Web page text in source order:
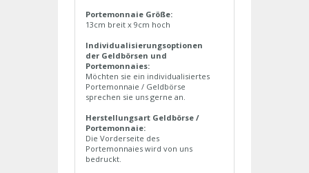
Portemonnaie Größe:
13cm breit x 9cm hoch
Individualisierungsoptionen
der Geldbörsen und
Portemonnaies:
Möchten sie ein individualisiertes
Portemonnaie / Geldbörse
sprechen sie uns gerne an.
Herstellungsart Geldbörse /
Portemonnaie:
Die Vorderseite des
Portemonnaies wird von uns
bedruckt.